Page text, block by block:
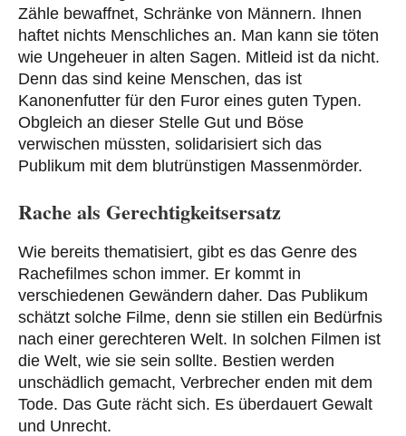
Zähle bewaffnet, Schränke von Männern. Ihnen
haftet nichts Menschliches an. Man kann sie töten
wie Ungeheuer in alten Sagen. Mitleid ist da nicht.
Denn das sind keine Menschen, das ist
Kanonenfutter für den Furor eines guten Typen.
Obgleich an dieser Stelle Gut und Böse
verwischen müssten, solidarisiert sich das
Publikum mit dem blutrünstigen Massenmörder.
Rache als Gerechtigkeitsersatz
Wie bereits thematisiert, gibt es das Genre des
Rachefilmes schon immer. Er kommt in
verschiedenen Gewändern daher. Das Publikum
schätzt solche Filme, denn sie stillen ein Bedürfnis
nach einer gerechteren Welt. In solchen Filmen ist
die Welt, wie sie sein sollte. Bestien werden
unschädlich gemacht, Verbrecher enden mit dem
Tode. Das Gute rächt sich. Es überdauert Gewalt
und Unrecht.